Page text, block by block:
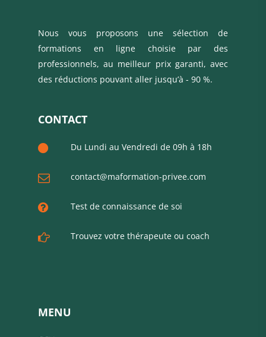
Nous vous proposons une sélection de
formations en ligne choisie par des
professionnels, au meilleur prix garanti, avec
des réductions pouvant aller jusqu’à - 90 %.
CONTACT
Du Lundi au Vendredi de 09h à 18h
contact@maformation-privee.com
Test de connaissance de soi
Trouvez votre thérapeute ou coach
MENU